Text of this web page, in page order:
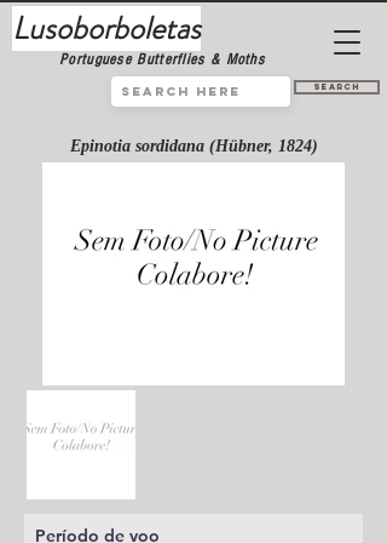
Lusoborboletas
Portuguese Butterflies & Moths
Search
Epinotia sordidana (Hübner, 1824)
Período de voo